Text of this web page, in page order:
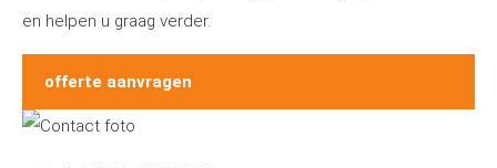
en helpen u graag verder.
offerte aanvragen